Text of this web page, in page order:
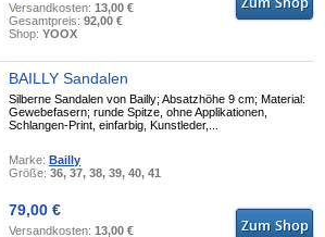
Versandkosten:13,00 €
Gesamtpreis:92,00 €
Shop:YOOX
BAILLY Sandalen
Silberne Sandalen von Bailly; Absatzhöhe 9 cm; Material:
Gewebefasern; runde Spitze, ohne Applikationen,
Schlangen-Print, einfarbig, Kunstleder,...
Marke: Bailly
Größe:36, 37, 38, 39, 40, 41
79,00 €
Versandkosten:13,00 €